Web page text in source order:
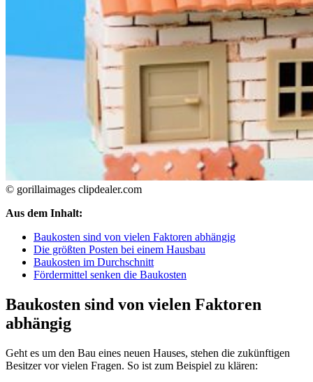
© gorillaimages clipdealer.com
Aus dem Inhalt:
Baukosten sind von vielen Faktoren abhängig
Die größten Posten bei einem Hausbau
Baukosten im Durchschnitt
Fördermittel senken die Baukosten
Baukosten sind von vielen Faktoren
abhängig
Geht es um den Bau eines neuen Hauses, stehen die zukünftigen
Besitzer vor vielen Fragen. So ist zum Beispiel zu klären: